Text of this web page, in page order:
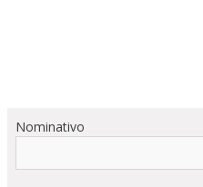
Nominativo